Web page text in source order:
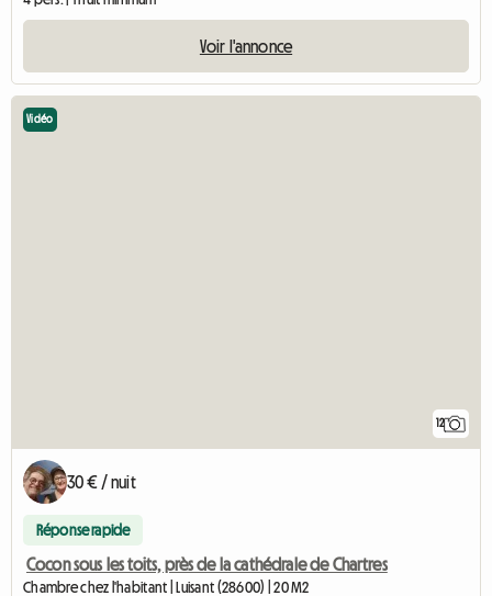
Voir l'annonce
12
Vidéo
30 € / nuit
Réponse rapide
Cocon sous les toits, près de la cathédrale de Chartres
Chambre chez l'habitant | Luisant (28600) | 20 M2